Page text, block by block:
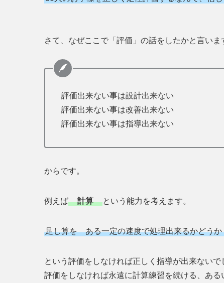
さて、なぜここで「評価」の話をしたかと言い
評価出来ない事は設計出来ない
評価出来ない事は改善出来ない
評価出来ない事は指導出来ない
からです。
例えば計算 という能力を考えます。
足し算を ある一定の速度で処理出来るかどう
という評価をしなければ正しく指導が出来ないで
評価をしなければ永遠に計算練習を続ける、あ